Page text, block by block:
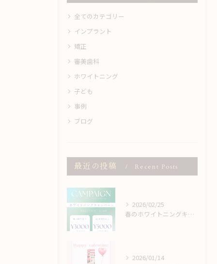
全てのカテゴリー
インプラント
矯正
審美歯科
ホワイトニング
子ども
事例
ブログ
最近の投稿 Recent Posts
2026/02/25
春のホワイトニングキャンペーン🌸
2026/01/14